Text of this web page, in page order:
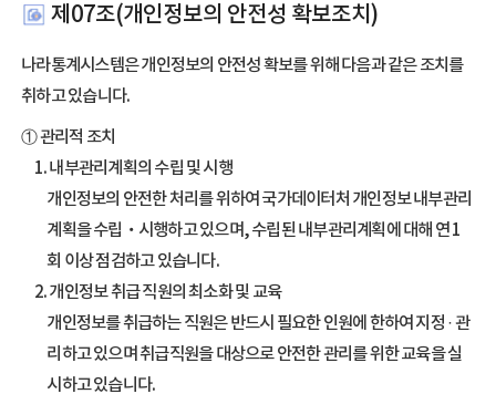
제07조(개인정보의 안전성 확보조치)
나라통계시스템은 개인정보의 안전성 확보를 위해 다음과 같은 조치를
취하고 있습니다.
① 관리적 조치
1. 내부관리계획의 수립 및 시행
개인정보의 안전한 처리를 위하여 국가데이터처 개인정보 내부관리
계획을 수립‧시행하고 있으며, 수립된 내부관리계획에 대해 연 1
회 이상 점검하고 있습니다.
2. 개인정보 취급 직원의 최소화 및 교육
개인정보를 취급하는 직원은 반드시 필요한 인원에 한하여 지정 · 관
리하고 있으며 취급직원을 대상으로 안전한 관리를 위한 교육을 실
시하고 있습니다.